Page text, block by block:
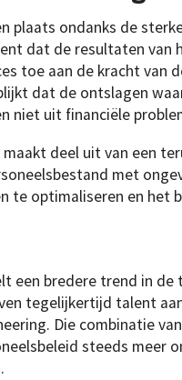
plaats ondanks de
dat de resultaten
toe aan de kracht van
dat de ontslagen
niet uit financiële
deel uit van een
met
te optimaliseren en het
een bredere trend in de
tegelijkertijd talent
Die combinatie
steeds meer